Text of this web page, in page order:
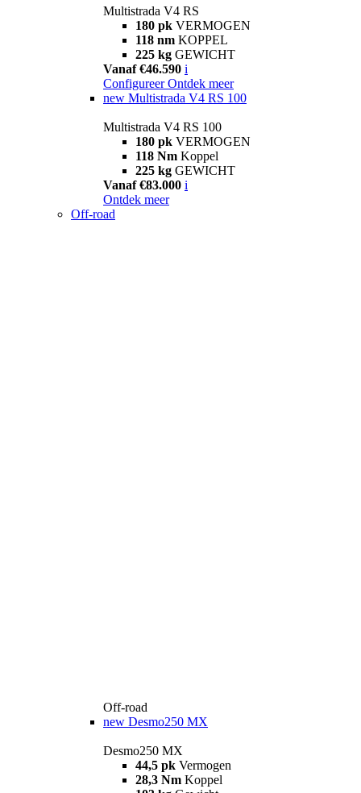
Multistrada V4 RS
180 pk VERMOGEN
118 nm KOPPEL
225 kg GEWICHT
Vanaf €46.590 i
Configureer Ontdek meer
new Multistrada V4 RS 100
Multistrada V4 RS 100
180 pk VERMOGEN
118 Nm Koppel
225 kg GEWICHT
Vanaf €83.000 i
Ontdek meer
Off-road
Off-road
new Desmo250 MX
Desmo250 MX
44,5 pk Vermogen
28,3 Nm Koppel